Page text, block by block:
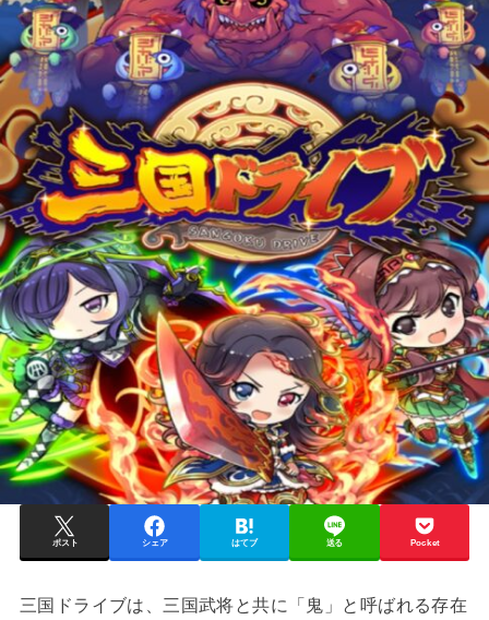
ポスト シェア はてブ 送る Pocket
三国ドライブは、三国武将と共に「鬼」と呼ばれる存在